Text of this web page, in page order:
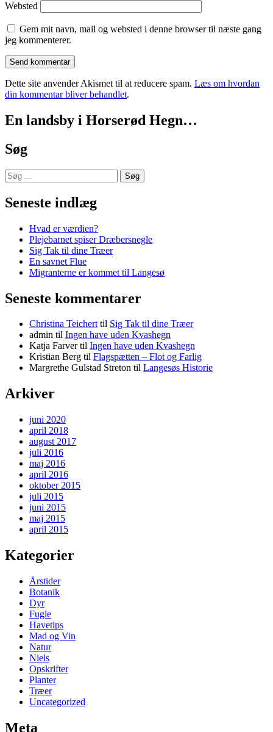
Websted
Gem mit navn, mail og websted i denne browser til næste gang
jeg kommenterer.
Dette site anvender Akismet til at reducere spam. Læs om hvordan
din kommentar bliver behandlet.
En landsby i Horserød Hegn…
Søg
Søg
efter:
Seneste indlæg
Hvad er værdien?
Plejebarnet spiser Dræbersnegle
Sig Tak til dine Træer
En savnet Flue
Migranterne er kommet til Langesø
Seneste kommentarer
Christina Teicherttil Sig Tak til dine Træer
admin til Ingen have uden Kvashegn
Katja Farvertil Ingen have uden Kvashegn
Kristian Berg til Flagspætten – Flot og Farlig
Margrethe Gulstad Streton til Langesøs Historie
Arkiver
juni 2020
april 2018
august 2017
juli 2016
maj 2016
april 2016
oktober 2015
juli 2015
juni 2015
maj 2015
april 2015
Kategorier
Årstider
Botanik
Dyr
Fugle
Havetips
Mad og Vin
Natur
Niels
Opskrifter
Planter
Træer
Uncategorized
Meta